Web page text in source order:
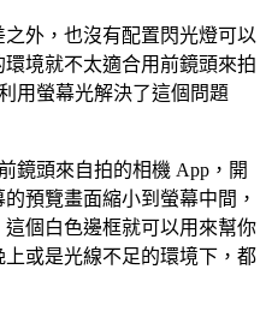
外，也沒有配置閃光燈可以
境就不太適合用前鏡頭來拍
用螢幕光解決了這個問題
鏡頭來自拍的相機 App，開
預覽畫面縮小到螢幕中間，
個白色邊框就可以用來幫你
或是光線不足的環境下，都